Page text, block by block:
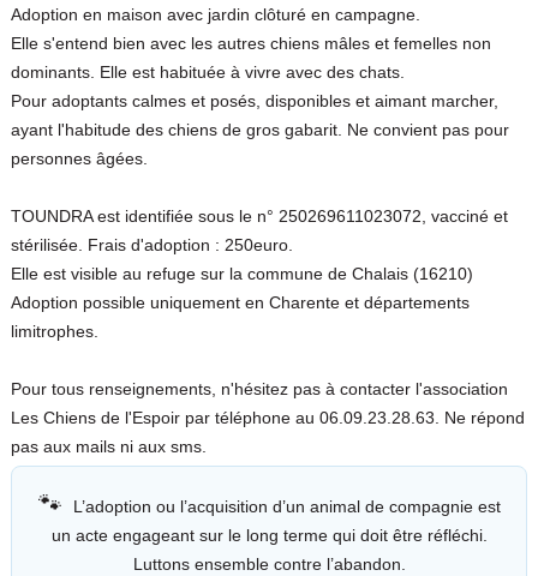
Adoption en maison avec jardin clôturé en campagne.
Elle s'entend bien avec les autres chiens mâles et femelles non
dominants. Elle est habituée à vivre avec des chats.
Pour adoptants calmes et posés, disponibles et aimant marcher,
ayant l'habitude des chiens de gros gabarit. Ne convient pas pour
personnes âgées.
TOUNDRA est identifiée sous le n° 250269611023072, vacciné et
stérilisée. Frais d'adoption : 250euro.
Elle est visible au refuge sur la commune de Chalais (16210)
Adoption possible uniquement en Charente et départements
limitrophes.
Pour tous renseignements, n'hésitez pas à contacter l'association
Les Chiens de l'Espoir par téléphone au 06.09.23.28.63. Ne répond
pas aux mails ni aux sms.
🐾
L’adoption ou l’acquisition d’un animal de compagnie est
un acte engageant sur le long terme qui doit être réfléchi.
Luttons ensemble contre l’abandon.